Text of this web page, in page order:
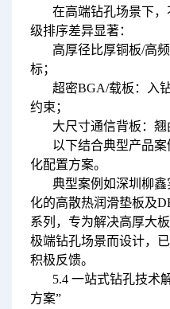
在高端钻孔场景下
级排序差异显著：
高厚径比厚铜板/高
标；
超密BGA/载板：
入
约束；
大尺寸通信背板：翘
以下结合典型产品
化配置方案。
典型案例如深圳柳
化的高散热润滑垫板及
系列，专为解决高厚大
极端钻孔场景而设计，
积极反馈。
5.4 一站式钻孔技术
方案”